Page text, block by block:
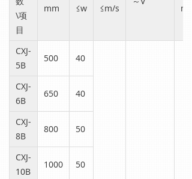
\项
目
mm
≤w
≤m/s
mm
CXJ-
5B
500 40
CXJ-
6B
650 40
CXJ-
8B
800 50
CXJ-
10B
1000 50